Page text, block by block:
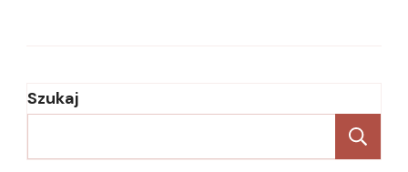
Szukaj